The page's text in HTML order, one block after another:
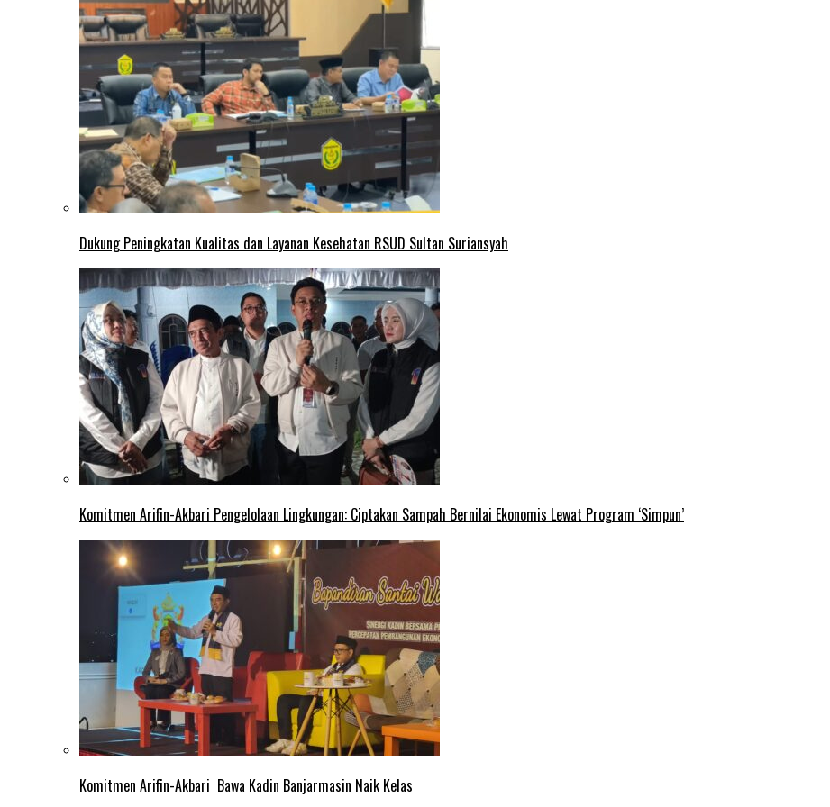
Dukung Peningkatan Kualitas dan Layanan Kesehatan RSUD Sultan Suriansyah
Komitmen Arifin-Akbari Pengelolaan Lingkungan: Ciptakan Sampah Bernilai Ekonomis Lewat Program ‘Simpun’
Komitmen Arifin-Akbari Bawa Kadin Banjarmasin Naik Kelas